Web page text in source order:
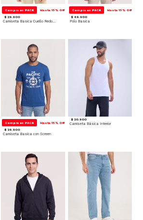
Compra en PACK Hasta 15% Off
$ 29.900
Camiseta Basica Cuello Redondo
Compra en PACK Hasta 15% Off
$ 49.900
Polo Basica
Compra en PACK Hasta 15% Off
$ 39.900
Camiseta Basica con Screen
$ 20.900
Camiseta Básica Interior